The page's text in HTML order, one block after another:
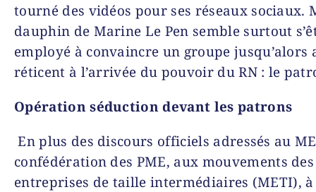
tourné des vidéos pour ses réseaux sociaux.
dauphin de Marine Le Pen semble surtout
employé à convaincre un groupe jusqu’alors
réticent à l’arrivée du pouvoir du RN : le
Opération séduction devant les patrons
En plus des discours officiels adressés au
confédération des PME, aux mouvements des
entreprises de taille intermédiaires (METI), à